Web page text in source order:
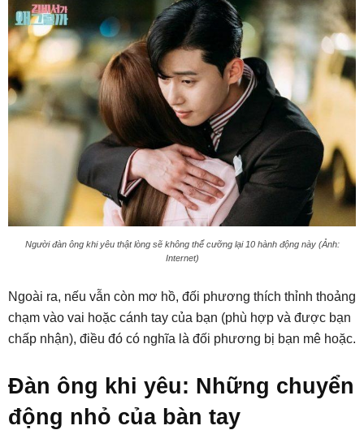
Người đàn ông khi yêu thật lòng sẽ không thể cưỡng lại 10 hành động này (Ảnh:
Internet)
Ngoài ra, nếu vẫn còn mơ hồ, đối phương thích thỉnh thoảng
chạm vào vai hoặc cánh tay của bạn (phù hợp và được bạn
chấp nhận), điều đó có nghĩa là đối phương bị bạn mê hoặc.
Đàn ông khi yêu: Những chuyển
động nhỏ của bàn tay